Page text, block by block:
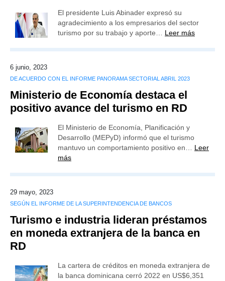
El presidente Luis Abinader expresó su
agradecimiento a los empresarios del sector
turismo por su trabajo y aporte… Leer más
6 junio, 2023
DE ACUERDO CON EL INFORME PANORAMA SECTORIAL ABRIL 2023
Ministerio de Economía destaca el
positivo avance del turismo en RD
El Ministerio de Economía, Planificación y
Desarrollo (MEPyD) informó que el turismo
mantuvo un comportamiento positivo en… Leer
más
29 mayo, 2023
SEGÚN EL INFORME DE LA SUPERINTENDENCIA DE BANCOS
Turismo e industria lideran préstamos
en moneda extranjera de la banca en
RD
La cartera de créditos en moneda extranjera de
la banca dominicana cerró 2022 en US$6,351